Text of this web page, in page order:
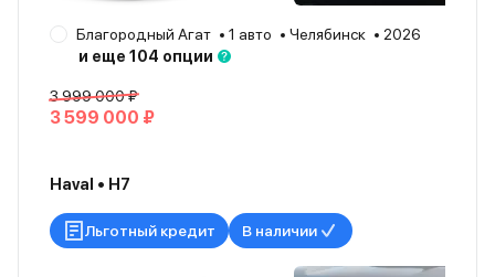
Благородный Агат 1 авто Челябинск
2026
и еще 104 опции
3 999 000 ₽
3 599 000 ₽
Haval • H7
Льготный кредит В наличии